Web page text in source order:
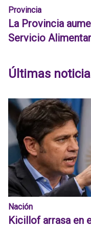
Provincia
La Provincia
Servicio
Últimas
Nación
Kicillof arrasa en